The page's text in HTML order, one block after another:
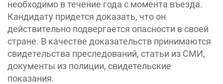
необходимо в течение года с момента въезда.
Кандидату придется доказать, что он
действительно подвергается опасности в своей
стране. В качестве доказательств принимаются
свидетельства преследований, статьи из СМИ,
документы из полиции, свидетельские
показания.